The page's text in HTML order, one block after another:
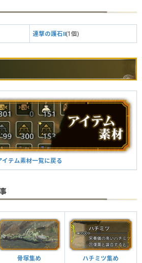
連撃の護石Ⅱ(1個)
イテム素材一覧に戻る
骨塚集め ハチミツ集め